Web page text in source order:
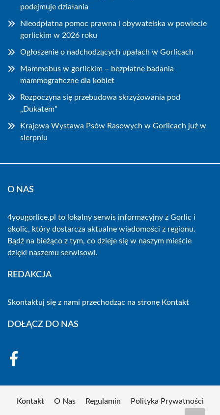
podejmuje działania
Nieodpłatna pomoc prawna i obywatelska w powiecie
gorlickim w 2026 roku
Ogłoszenie o nadchodzących upałach w Gorlicach
Mammobus w gorlickim – bezpłatne badania
mammograficzne dla kobiet
Rozpoczyna się przebudowa skrzyżowania pod
„Dukatem”
Krajowa Wystawa Psów Rasowych w Gorlicach już w
sierpniu
O NAS
4yougorlice.pl to lokalny serwis informacyjny z Gorlic i
okolic, który dostarcza aktualne wiadomości z regionu.
Bądź na bieżąco z tym, co dzieje się w naszym mieście
dzięki naszemu serwisowi.
REDAKCJA
Skontaktuj się z nami przechodząc na stronę Kontakt
DOŁĄCZ DO NAS
Kontakt O Nas Regulamin Polityka Prywatności